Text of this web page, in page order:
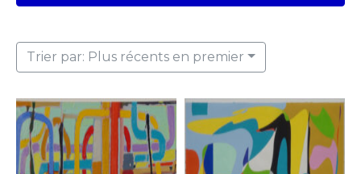
Trier par: Plus récents en premier